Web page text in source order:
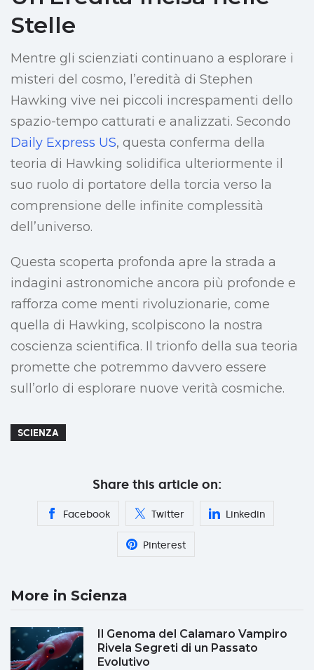
Stelle
Mentre gli scienziati continuano a esplorare i
misteri del cosmo, l’eredità di Stephen
Hawking vive nei piccoli increspamenti dello
spazio-tempo catturati e analizzati. Secondo
Daily Express US, questa conferma della
teoria di Hawking solidifica ulteriormente il
suo ruolo di portatore della torcia verso la
comprensione delle infinite complessità
dell’universo.
Questa scoperta profonda apre la strada a
indagini astronomiche ancora più profonde e
rafforza come menti rivoluzionarie, come
quella di Hawking, scolpiscono la nostra
coscienza scientifica. Il trionfo della sua teoria
promette che potremmo davvero essere
sull’orlo di esplorare nuove verità cosmiche.
SCIENZA
Share this article on:
Facebook Twitter Linkedin
Pinterest
More in Scienza
Il Genoma del Calamaro Vampiro
Rivela Segreti di un Passato
Evolutivo